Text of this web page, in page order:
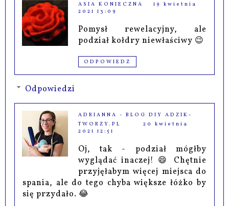
ASIA KONIECZNA
19 kwietnia
2021 13:09
Pomysł rewelacyjny, ale
podział kołdry niewłaściwy 😉
ODPOWIEDZ
Odpowiedzi
ADRIANNA - BLOG DIY ADZIK-
TWORZY.PL
20 kwietnia
2021 12:51
Oj, tak - podział mógłby
wyglądać inaczej! 😄 Chętnie
przyjęłabym więcej miejsca do
spania, ale do tego chyba większe łóżko by
się przydało. 😂